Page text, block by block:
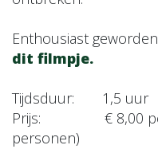
Enthousiast
dit filmpje.
Tijdsduur: 1,5 uur
Prijs: € 8,00 per
personen)